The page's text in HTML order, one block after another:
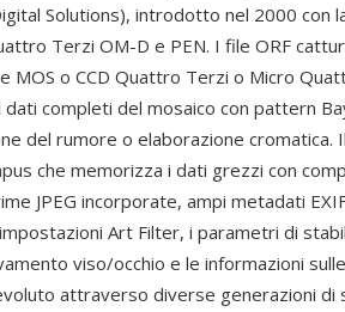
Solutions), introdotto nel 2000 con
Terzi OM-D e PEN. I file ORF
MOS o CCD Quattro Terzi o Micro
completi del mosaico con pattern
del rumore o elaborazione cromatica.
che memorizza i dati grezzi con
JPEG incorporate, ampi metadati
Art Filter, i parametri di
viso/occhio e le informazioni
attraverso diverse generazioni di